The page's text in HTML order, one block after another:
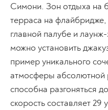
Симони. Зон отдыха на
терраса на
главной палубе и
можно установить
пример уникального
атмосферы абсолютной
способна разгоняться
скорость составляет 29